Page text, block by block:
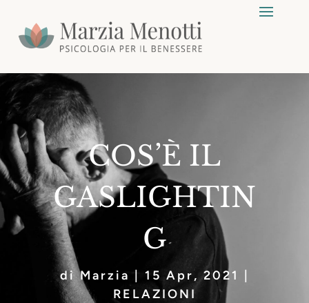
COS’È IL
GASLIGHTIN
G
diMarzia | 15 Apr, 2021 |
RELAZIONI